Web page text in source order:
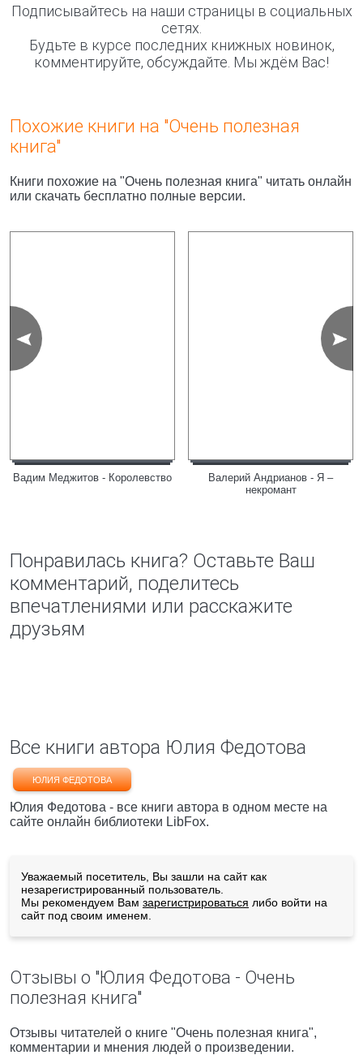
Подписывайтесь на наши страницы в социальных
сетях.
Будьте в курсе последних книжных новинок,
комментируйте, обсуждайте. Мы ждём Вас!
Похожие книги на "Очень полезная
книга"
Книги похожие на "Очень полезная книга" читать онлайн
или скачать бесплатно полные версии.
Вадим Меджитов - Королевство
Валерий Андрианов - Я –
некромант
Понравилась книга? Оставьте Ваш
комментарий, поделитесь
впечатлениями или расскажите
друзьям
Все книги автора Юлия Федотова
ЮЛИЯ ФЕДОТОВА
Юлия Федотова - все книги автора в одном месте на
сайте онлайн библиотеки LibFox.
Уважаемый посетитель, Вы зашли на сайт как
незарегистрированный пользователь.
Мы рекомендуем Вам зарегистрироваться либо войти на
сайт под своим именем.
Отзывы о "Юлия Федотова - Очень
полезная книга"
Отзывы читателей о книге "Очень полезная книга",
комментарии и мнения людей о произведении.